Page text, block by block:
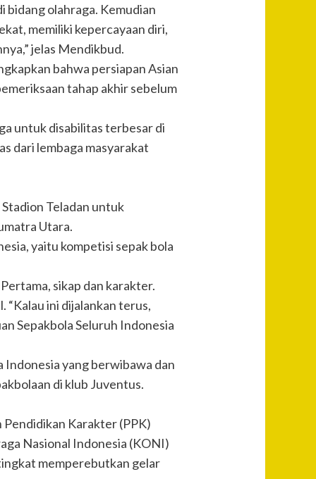
bidang olahraga. Kemudian
memiliki kepercayaan diri,
jelas Mendikbud.
bahwa persiapan Asian
tahap akhir sebelum
untuk disabilitas terbesar di
dari lembaga masyarakat
Teladan untuk
Utara.
yaitu kompetisi sepak bola
sikap dan karakter.
ini dijalankan terus,
Sepakbola Seluruh Indonesia
Indonesia yang berwibawa dan
di klub Juventus.
Karakter (PPK)
Nasional Indonesia (KONI)
memperebutkan gelar